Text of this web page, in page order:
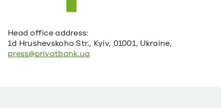
Head office address:
1d Hrushevskoho Str., Kyiv, 01001, Ukraine,
press@privatbank.ua